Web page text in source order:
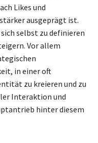
Likes und
ausgeprägt ist.
selbst zu definieren
Vor allem
in einer oft
zu kreieren und zu
Interaktion und
hinter diesem